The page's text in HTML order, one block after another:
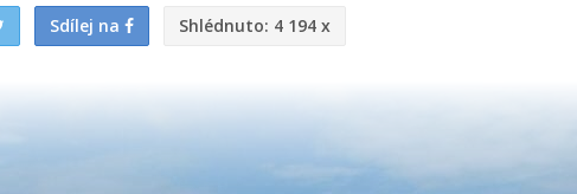
Sdílej na Shlédnuto: 4 194 x